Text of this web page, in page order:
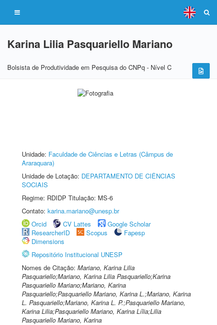
Karina Lilia Pasquariello Mariano
Bolsista de Produtividade em Pesquisa do CNPq - Nível C
Unidade: Faculdade de Ciências e Letras (Câmpus de
Araraquara)
Unidade de Lotação: DEPARTAMENTO DE CIÊNCIAS
SOCIAIS
Regime: RDIDP Titulação: MS-6
Contato: karina.mariano@unesp.br
Orcid
CV Lattes
Google Scholar
ResearcherID
Scopus
Fapesp
Dimensions
Repositório Institucional UNESP
Nomes de Citação: Mariano, Karina Lilia
Pasquariello;Mariano, Karina Lilia Pasquariello;Karina
Pasquariello Mariano;Mariano, Karina
Pasquariello;Pasquariello Mariano, Karina L.;Mariano, Karina
L. Pasquariello;Mariano, Karina L. P.;Pasquariello Mariano,
Karina Lilia;Pasquariello Mariano, Karina Lília;Lilia
Pasquariello Mariano, Karina